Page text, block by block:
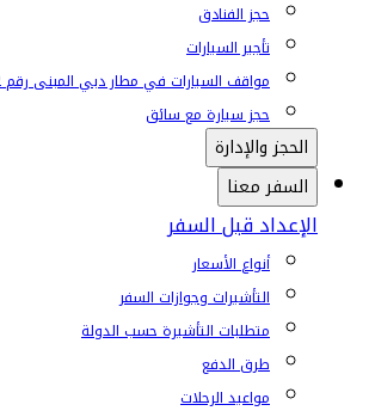
حجز الفنادق
تأجير السيارات
مواقف السيارات في مطار دبي المبنى رقم 2
حجز سيارة مع سائق
الحجز والإدارة
السفر معنا
الإعداد قبل السفر
أنواع الأسعار
التأشيرات وجوازات السفر
متطلبات التأشيرة حسب الدولة
طرق الدفع
مواعيد الرحلات